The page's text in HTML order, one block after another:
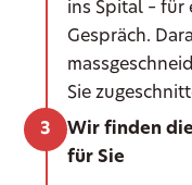
ins Spital – für
Gespräch.
Sie
Wir finden
für Sie